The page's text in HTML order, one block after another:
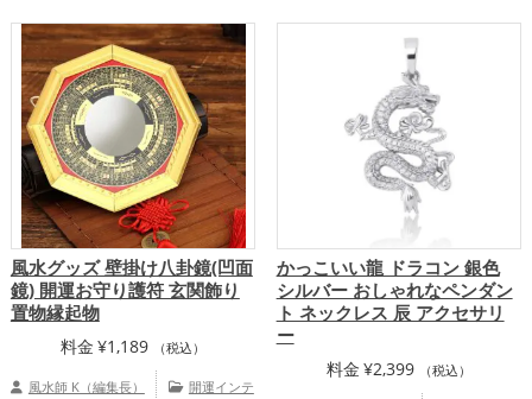
ングの開運グッズ,八卦鏡（八角形の鏡）
ミラーの開運グッズ
金運アップ,仕
事運アップ,健康運アップ,家庭運・家族
運アップ,総合運・全体運アップ
仕事運アップ
風水グッズ 壁掛け八卦鏡(凹面
鏡) 開運お守り護符 玄関飾り
置物縁起物
料金 ¥1,189 （税込）
風水師 K（編集長）
開運インテ
かっこいい龍 ドラコン 銀色
シルバー おしゃれなペンダン
ト ネックレス 辰 アクセサリ
ー
料金 ¥2,399 （税込）